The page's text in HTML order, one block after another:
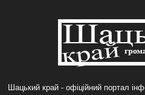
Шацький край - офіційний портал